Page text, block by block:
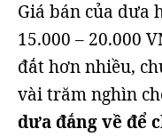
Giá bán của dưa
15.000 – 20.000
đắt hơn nhiều,
vài trăm nghìn
dưa đắng về để